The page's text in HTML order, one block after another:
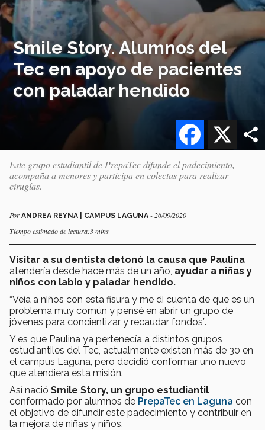
Smile Story. Alumnos del
Tec en apoyo de pacientes
con paladar hendido
X
Facebook
Este grupo estudiantil de PrepaTec difunde el padecimiento,
acompaña a menores y participa en colectas para realizar
cirugías.
Por ANDREA REYNA | CAMPUS LAGUNA - 26/09/2020
Tiempo estimado de lectura:3 mins
Visitar a su dentista detonó la causa que Paulina
atendería desde hace más de un año, ayudar a niñas y
niños con labio y paladar hendido.
“Veía a niños con esta fisura y me di cuenta de que es un
problema muy común y pensé en abrir un grupo de
jóvenes para concientizar y recaudar fondos”.
Y es que Paulina ya pertenecía a distintos grupos
estudiantiles del Tec, actualmente existen más de 30 en
el campus Laguna, pero decidió conformar uno nuevo
que atendiera esta misión.
Así nació Smile Story, un grupo estudiantil
conformado por alumnos de PrepaTec en Laguna con
el objetivo de difundir este padecimiento y contribuir en
la mejora de niñas y niños.